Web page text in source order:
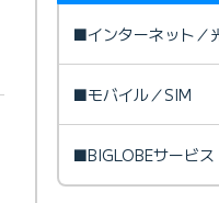
■インターネット／
■モバイル／SIM
■BIGLOBEサービス